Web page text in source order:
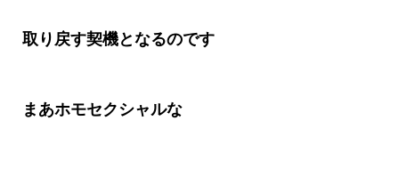
取り戻す契機となるのです
まあホモセクシャルな